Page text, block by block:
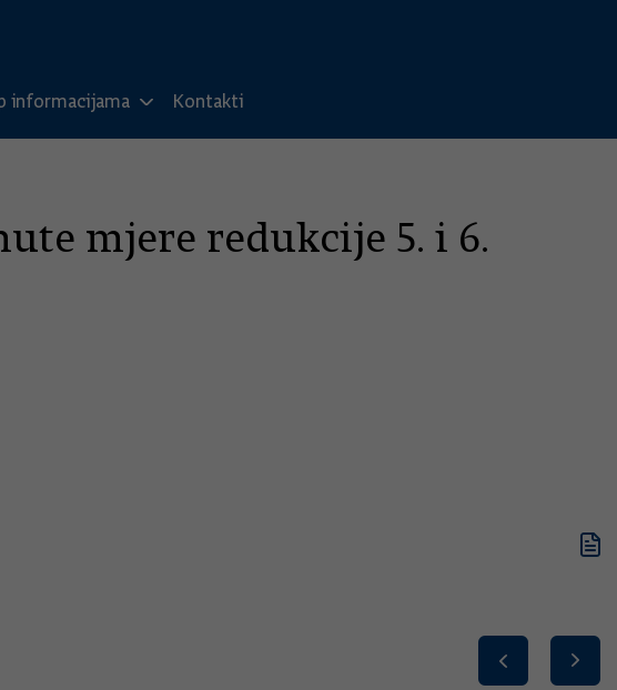
informacijama Kontakti
mjere redukcije 5. i 6.